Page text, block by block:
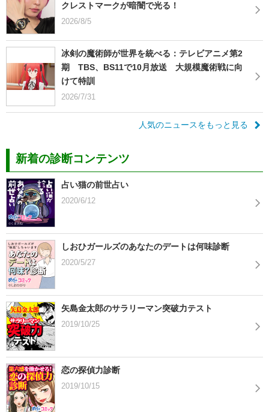
クレストマークが暗闇で光る！
2026/8/5
冰剣の魔術師が世界を統べる：テレビアニメ第2
期 TBS、BS11で10月放送 大規模魔術戦に向
けて特訓
2026/7/31
人気のニュースをもっと見る
新着の診断コンテンツ
占い猫の前世占い
2020/6/12
しおひガールズのあなたのデートは何味診断
2020/5/27
矢島金太郎のサラリーマン突破力テスト
2019/10/25
恋の探偵力診断
2019/10/15